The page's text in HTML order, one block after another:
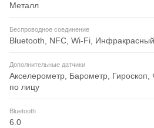
Металл
Беспроводное соединение
Bluetooth, NFC, Wi-Fi,
Дополнительные датчики
Акселерометр, Барометр, Гироскоп,
по лицу
Bluetooth
6.0